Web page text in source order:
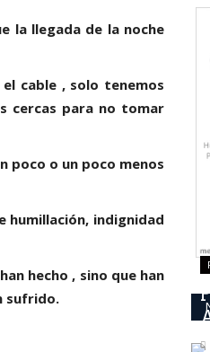
la llegada de la noche
cable , solo tenemos
cercas para no tomar
poco o un poco menos
humillación, indignidad
hecho , sino que han
sufrido.